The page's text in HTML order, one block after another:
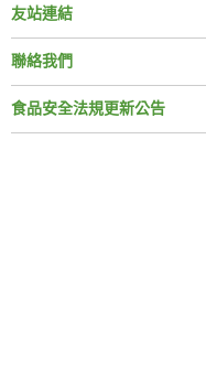
友站連結
聯絡我們
食品安全法規更新公告